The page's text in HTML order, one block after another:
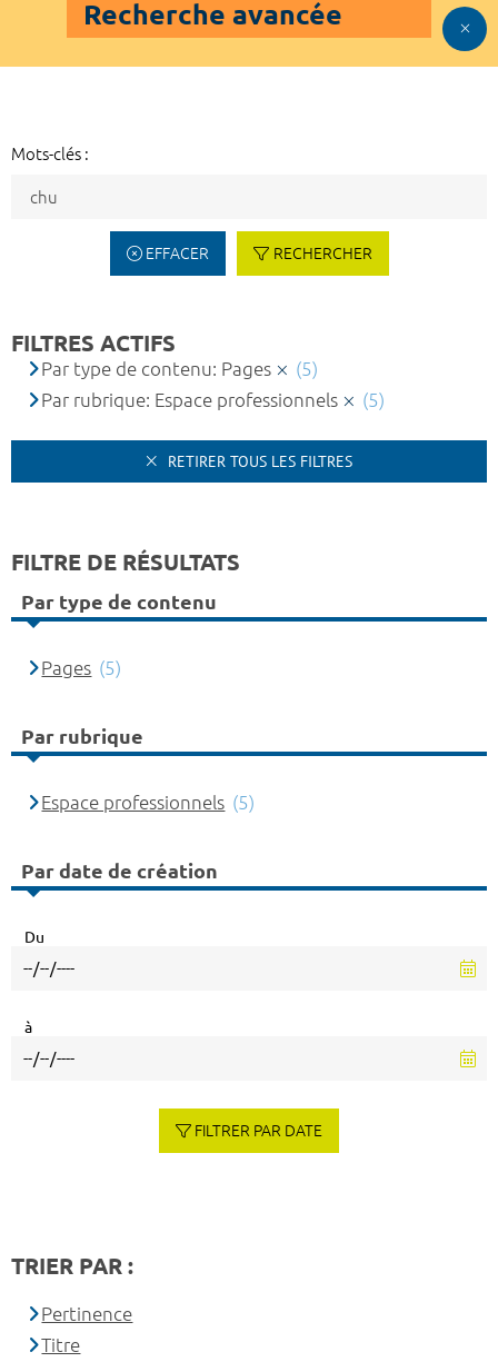
Recherche avancée
Mots-clés :
EFFACER RECHERCHER
FILTRES ACTIFS
Par type de contenu: Pages
(5)
Par rubrique: Espace professionnels
(5)
RETIRER TOUS LES FILTRES
FILTRE DE RÉSULTATS
Par type de contenu
Pages (5)
Par rubrique
Espace professionnels (5)
Par date de création
Du
à
FILTRER PAR DATE
TRIER PAR :
Pertinence
Titre